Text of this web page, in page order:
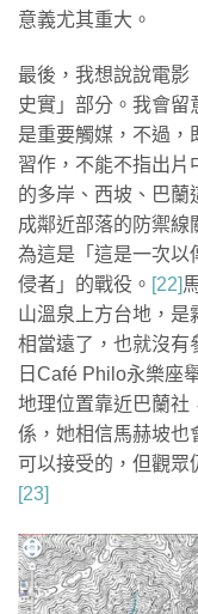
意義尤其重大。
最後，我想說說電影
史實」部分。我會
是重要觸媒，不過，
習作，不能不指出片
的多岸、西坡、巴蘭
成鄰近部落的防禦線
為這是「這是一次以
侵者」的戰役。 [22]
山溫泉上方台地，是
相當遠了，也就沒有
日Café Philo永樂座
地理位置靠近巴蘭社
係，她相信馬赫坡也
可以接受的，但觀眾
[23]